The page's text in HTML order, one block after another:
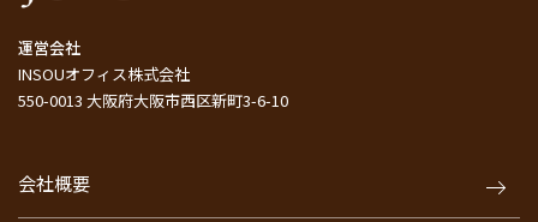
運営会社
INSOUオフィス株式会社
550-0013 大阪府大阪市西区新町3-6-10
会社概要